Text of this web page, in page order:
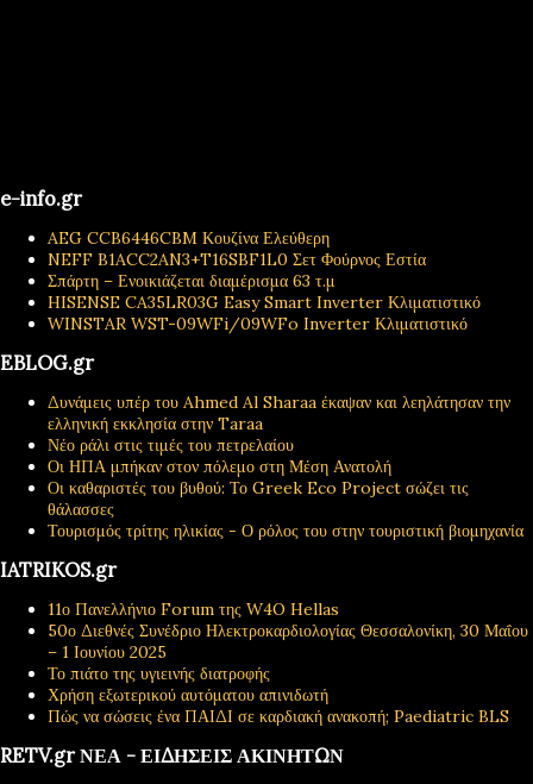
e-info.gr
AEG CCB6446CBM Κουζίνα Ελεύθερη
NEFF B1ACC2AN3+T16SBF1L0 Σετ Φούρνος Εστία
Σπάρτη – Ενοικιάζεται διαμέρισμα 63 τ.μ
HISENSE CA35LR03G Easy Smart Inverter Κλιματιστικό
WINSTAR WST-09WFi/09WFo Inverter Κλιματιστικό
EBLOG.gr
Δυνάμεις υπέρ του Ahmed Al Sharaa έκαψαν και λεηλάτησαν την
ελληνική εκκλησία στην Taraa
Νέο ράλι στις τιμές του πετρελαίου
Οι ΗΠΑ μπήκαν στον πόλεμο στη Μέση Ανατολή
Οι καθαριστές του βυθού: Το Greek Eco Project σώζει τις
θάλασσες
Τουρισμός τρίτης ηλικίας - Ο ρόλος του στην τουριστική βιομηχανία
IATRIKOS.gr
11ο Πανελλήνιο Forum της W4O Hellas
50ο Διεθνές Συνέδριο Ηλεκτροκαρδιολογίας Θεσσαλονίκη, 30 Μαΐου
– 1 Ιουνίου 2025
Το πιάτο της υγιεινής διατροφής
Χρήση εξωτερικού αυτόματου απινιδωτή
Πώς να σώσεις ένα ΠΑΙΔΙ σε καρδιακή ανακοπή; Paediatric BLS
RETV.gr ΝΕΑ - ΕΙΔΗΣΕΙΣ ΑΚΙΝΗΤΩΝ